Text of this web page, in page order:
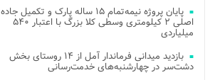
پایان پروژه نیمه‌تمام ۱۵ ساله پارک و تکمیل جاده
اصلی ۲ کیلومتری وسطی کلا بزرگ با اعتبار ۵۴۰
میلیاردی
بازدید میدانی فرماندار آمل از ۱۴ روستای بخش
دشت‌سر در چهارشنبه‌های خدمت‌رسانی